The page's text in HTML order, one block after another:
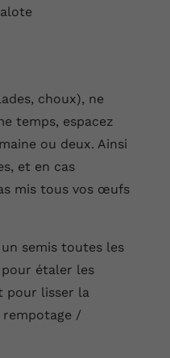
choux), ne
temps, espacez
ou deux. Ainsi
et en cas
mis tous vos œufs
semis toutes les
étaler les
pour lisser la
rempotage /